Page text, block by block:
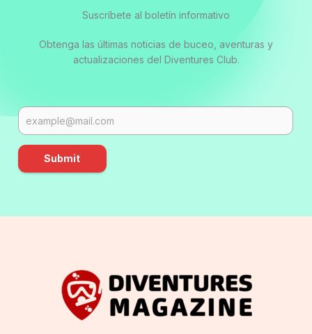
Suscríbete al boletín informativo
Obtenga las últimas noticias de buceo, aventuras y
actualizaciones del Diventures Club.
Submit